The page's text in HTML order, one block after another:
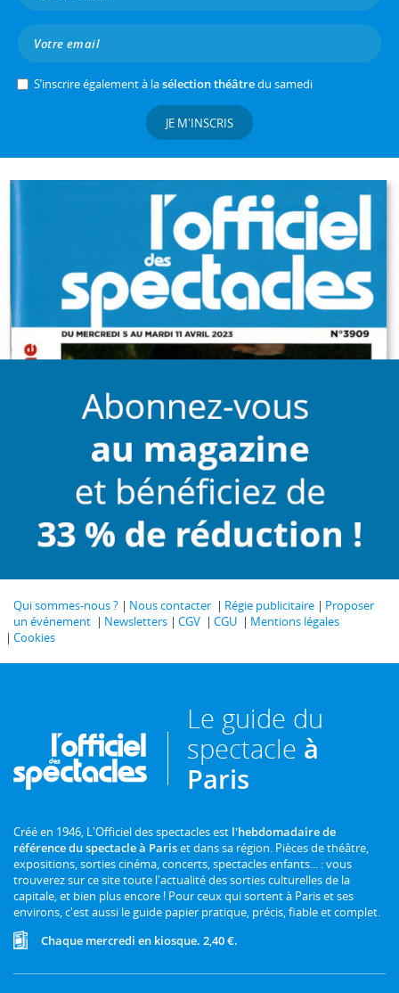
S’inscrire également à lasélection théâtredu samedi
JE M'INSCRIS
Qui sommes-nous ? Nous contacter Régie publicitaire
Proposer
un événement
Newsletters CGV CGU
Mentions légales
Cookies
Le guide du
spectacle à
Paris
Créé en 1946, L'Officiel des spectacles est l'hebdomadaire de
référence du spectacle à Pariset dans sa région. Pièces de théâtre,
expositions, sorties cinéma, concerts, spectacles enfants... : vous
trouverez sur ce site toute l'actualité des sorties culturelles de la
capitale, et bien plus encore ! Pour ceux qui sortent à Paris et ses
environs, c'est aussi le guide papier pratique, précis, fiable et complet.
Chaque mercredi en kiosque. 2,40 €.